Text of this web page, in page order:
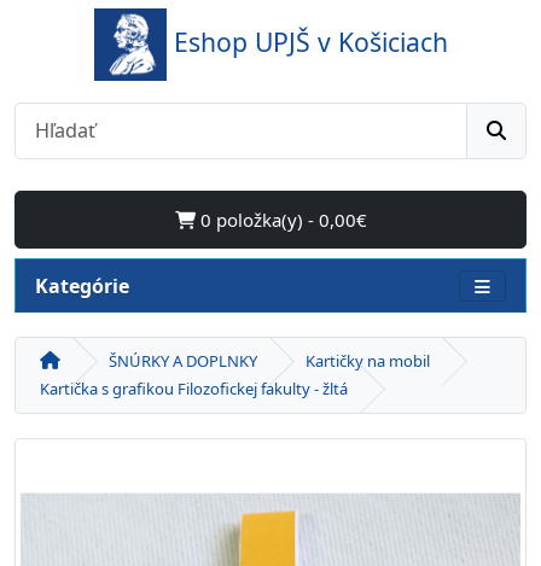
Eshop UPJŠ v Košiciach
0 položka(y) - 0,00€
Kategórie
ŠNÚRKY A DOPLNKY
Kartičky na mobil
Kartička s grafikou Filozofickej fakulty - žltá